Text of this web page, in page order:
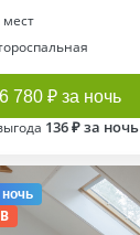
мест
780 ₽ за ночь
136 ₽ за ночь
ночь